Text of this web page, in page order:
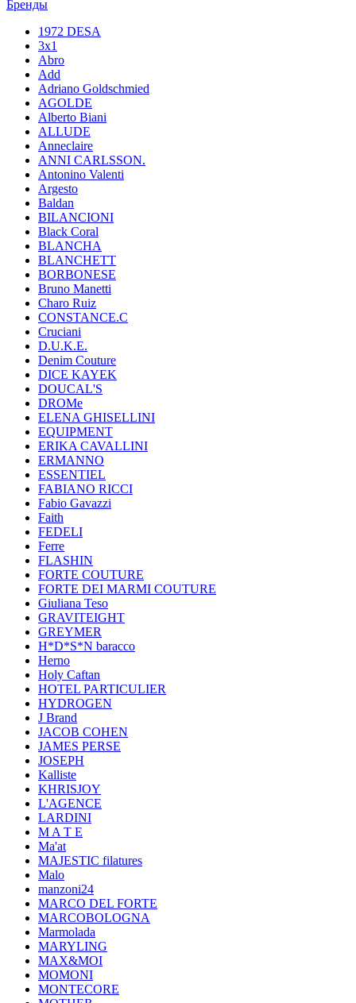
Бренды
1972 DESA
3x1
Abro
Add
Adriano Goldschmied
AGOLDE
Alberto Biani
ALLUDE
Anneclaire
ANNI CARLSSON.
Antonino Valenti
Argesto
Baldan
BILANCIONI
Black Coral
BLANCHA
BLANCHETT
BORBONESE
Bruno Manetti
Charo Ruiz
CONSTANCE.C
Cruciani
D.U.K.E.
Denim Couture
DICE KAYEK
DOUCAL'S
DROMe
ELENA GHISELLINI
EQUIPMENT
ERIKA CAVALLINI
ERMANNO
ESSENTIEL
FABIANO RICCI
Fabio Gavazzi
Faith
FEDELI
Ferre
FLASHIN
FORTE COUTURE
FORTE DEI MARMI COUTURE
Giuliana Teso
GRAVITEIGHT
GREYMER
H*D*S*N baracco
Herno
Holy Caftan
HOTEL PARTICULIER
HYDROGEN
J Brand
JACOB COHEN
JAMES PERSE
JOSEPH
Kalliste
KHRISJOY
L'AGENCE
LARDINI
M A T E
Ma'at
MAJESTIC filatures
Malo
manzoni24
MARCO DEL FORTE
MARCOBOLOGNA
Marmolada
MARYLING
MAX&MOI
MOMONI
MONTECORE